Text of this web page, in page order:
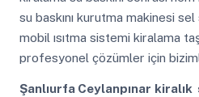
su baskını kurutma makinesi sel
mobil ısıtma sistemi kiralama
profesyonel çözümler için
Şanlıurfa Ceylanpınar kiralık